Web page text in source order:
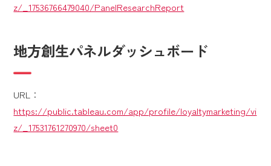
z/_17536766479040/PanelResearchReport
地方創生パネルダッシュボード
URL：
https://public.tableau.com/app/profile/loyaltymarketing/vi
z/_17531761270970/sheet0